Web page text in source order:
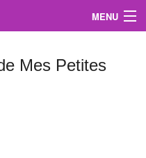
MENU
Mes Petites